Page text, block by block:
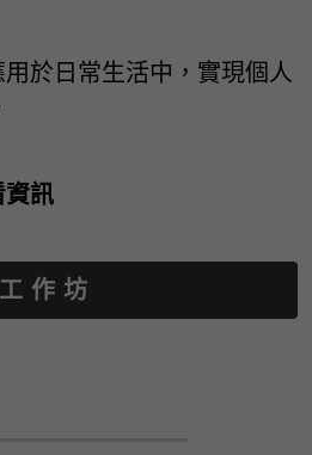
於日常生活中，實現個人
資訊
工 作 坊